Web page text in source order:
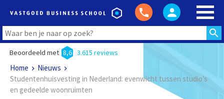
Beoordeeld met 8,6 3.615 reviews
Home
Nieuws
Studentenhuisvesting in Nederland: evenwicht tussen studio’s
en gedeelde woonruimten